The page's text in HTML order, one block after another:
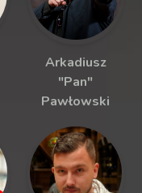
Arkadiusz
"Pan"
Pawłowski